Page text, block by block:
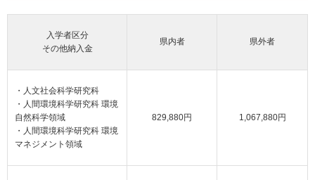
入学者区分
その他納入金
県内者 県外者
・人文社会科学研究科
・人間環境科学研究科 環境
自然科学領域
・人間環境科学研究科 環境
マネジメント領域
829,880円 1,067,880円